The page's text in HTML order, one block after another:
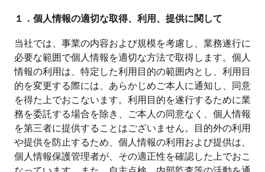
１．個人情報の適切な取得、利用、提供に関して
当社では、事業の内容および規模を考慮し、業務遂行に
必要な範囲で個人情報を適切な方法で取得します。個人
情報の利用は、特定した利用目的の範囲内とし、利用目
的を変更する際には、あらかじめご本人に通知し、同意
を得た上でおこないます。利用目的を遂行するために業
務を委託する場合を除き、ご本人の同意なく、個人情報
を第三者に提供することはございません。目的外の利用
や提供を防止するため、個人情報の利用および提供は、
個人情報保護管理者が、その適正性を確認した上でおこ